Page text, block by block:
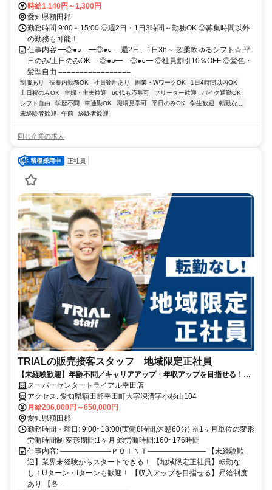
通勤可
時給1,140円～1,300円
愛知県額田郡
勤務時間 9:00～15:00 ◎週2日・1日3時間～勤務OK ◎募集時間以外
の勤務も可能！
仕事内容 ━◎●○－━◎●○－ 週2日、1日3h～ 超柔軟ゆるシフト☆ 平
日のみ/土日のみOK －◎●○━－◎●○━ ◎社員割引10％OFF ◎髪色・
髪型自由 =================...
制服あり 扶養内勤務OK 社員登用あり 副業・WワークOK
1日4時間以内OK
土日祝のみOK
主婦・主夫歓迎 60代も応募可 フリーター歓迎
バイク通勤OK
シフト自由
学歴不問 車通勤OK 職場見学可 平日のみOK 学生歓迎
転勤なし
未経験者歓迎
午前 経験者歓迎
同じ企業の求人
正社員
TRIALの販売接客スタッフ 地域限定正社員
【未経験歓迎】年齢不問／キャリアアップ・年収アップを目指せる！／
小売業等の経験が活かせる／週休二日制／昇給・賞与あり／福利厚生充
実
スーパーセンタートライアル幸田店
アクセス: 愛知県額田郡幸田町大字深溝字小杉山104
月給206,000円～650,000円
愛知県額田郡
勤務時間・曜日: 9:00~18:00(実働8時間,休憩60分) ※1ヶ月単位の変形
労働時間制 変形期間:1ヶ月 総労働時間:160~176時間
仕事内容: ―――――――ＰＯＩＮＴ―――――――― 【未経験歓
迎】業界未経験からスタートできる！ 【地域限定正社員】転勤な
し！Uターン・Iターンも歓迎！ 【収入アップを目指せる】昇給制度
あり 【各...